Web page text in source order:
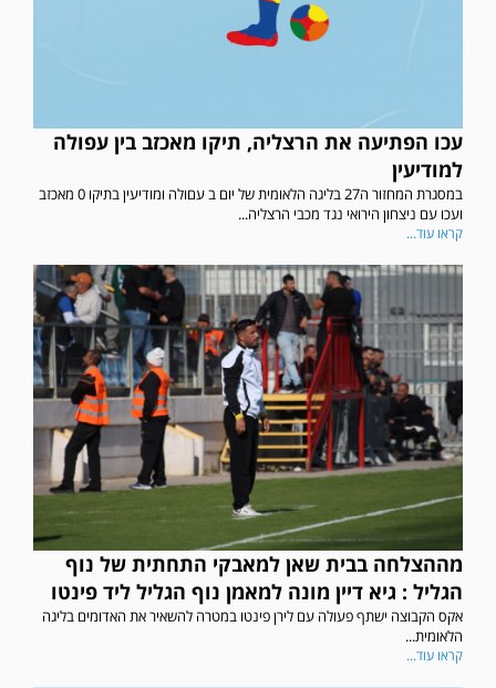
עכו הפתיעה את הרצליה, תיקו מאכזב בין עפולה
למודיעין
במסגרת המחזור ה27 בליגה הלאומית של יום ב עםולה ומודיעין בתיקו 0 מאכזב
ועכו עם ניצחון הירואי נגד מכבי הרצליה...
קראו עוד...
מההצלחה בבית שאן למאבקי התחתית של נוף
הגליל : גיא דיין מונה למאמן נוף הגליל ליד פינטו
אקס הקבוצה ישתף פעולה עם לירן פינטו במטרה להשאיר את האדומים בליגה
הלאומית...
קראו עוד...